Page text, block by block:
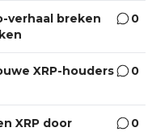
verhaal breken
0
XRP-houders
0
XRP door
0